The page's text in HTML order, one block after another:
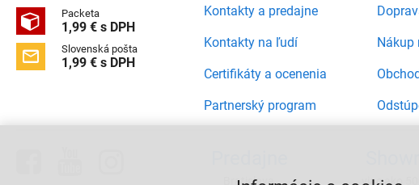
 Packeta
1,99 € s DPH
 Slovenská pošta
1,99 € s DPH
Kontakty a predajne
Kontakty na ľudí
Certifikáty a ocenenia
Partnerský program
Nákup
Bratislava, viac ako